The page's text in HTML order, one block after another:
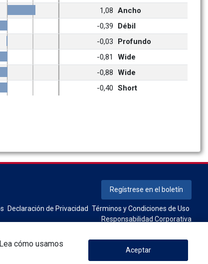
1,08 Ancho
-0,39
Débil
-0,03
Profundo
-0,81
Wide
-0,88 Wide
-0,40 Short
cómo usamos
Aceptar
Regístrese en el boletín
Declaración de Privacidad Términos y Condiciones de Uso
Responsabilidad Corporativa